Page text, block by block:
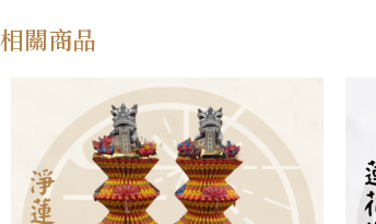
相關商品